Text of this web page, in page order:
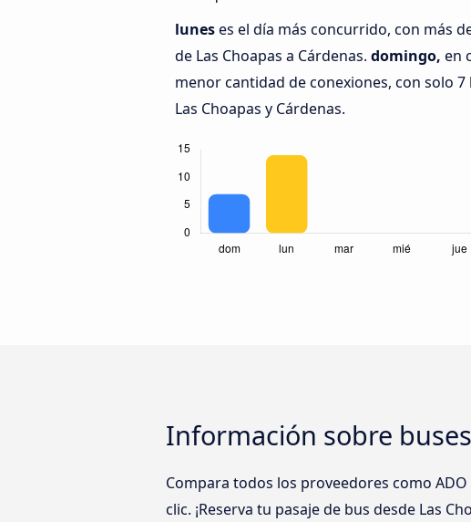
luneses el día más concurrido, con más
de Las Choapas a Cárdenas. domingo, en
menor cantidad de conexiones, con solo
Las Choapas y Cárdenas.
Información sobre
Compara todos los proveedores como
clic. ¡Reserva tu pasaje de bus desde Las